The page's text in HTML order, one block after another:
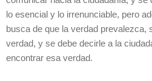
lo esencial y lo irrenunciable, pero
busca de que la verdad prevalezca,
verdad, y se debe decirle a la
encontrar esa verdad.